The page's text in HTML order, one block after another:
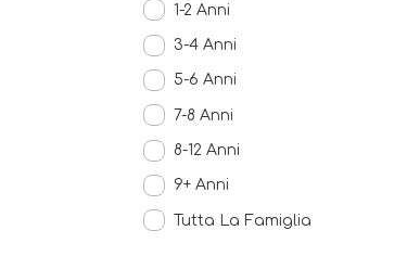
1-2 Anni
3-4 Anni
5-6 Anni
7-8 Anni
8-12 Anni
9+ Anni
Tutta La Famiglia